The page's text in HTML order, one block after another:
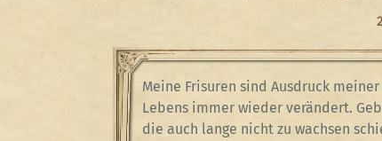
Meine Frisuren sind Ausdruck
Lebens immer wieder verändert.
die auch lange nicht zu wachsen